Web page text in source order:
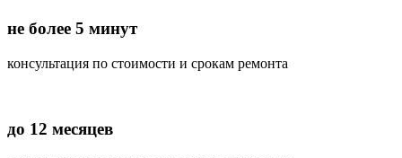
не более 5 минут
консультация по стоимости и срокам ремонта
до 12 месяцев